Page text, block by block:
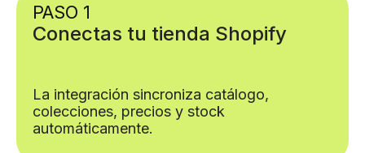
PASO 1
Conectas tu tienda Shopify
La integración sincroniza catálogo,
colecciones, precios y stock
automáticamente.